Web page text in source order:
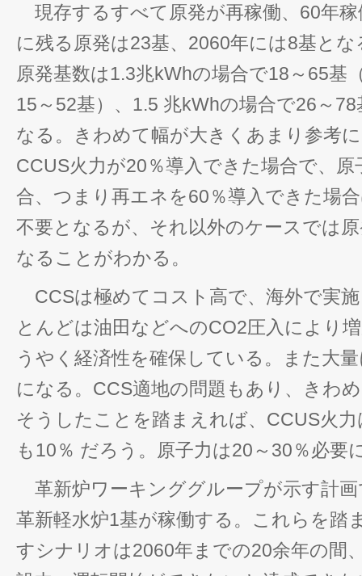
現存するすべて原発が再稼働、60年
に残る原発は23基、2060年には8基と
原発基数は1.3兆kWhの場合で18～65基
15～52基）、1.5 兆kWhの場合で26～
なる。きわめて幅が大きくあまり参考
CCUS火力が20％導入できた場合で、
合、つまり再エネを60％導入できた場
不要となるが、それ以外のケースでは
なることがわかる。
CCSは極めてコスト高で、海外で実
とんどは油田などへのCO2圧入により
うやく経済性を確保している。また大
になる。CCS適地の問題もあり、きわ
そうしたことを踏まえれば、CCUS火
も10％ だろう。原子力は20～30％必要
革新炉ワーキンググループが示す計
革新軽水炉1基が稼働する。これらを踏
すシナリオは2060年までの20余年の間